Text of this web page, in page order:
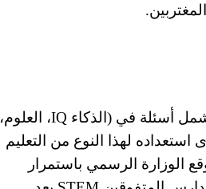
تُعقد اختبارات القبول إلكترونيًا في مراكز التطوير التكنولوجي، وتشمل أسئلة في (الذكاء IQ، العلوم،
استعداده لهذا النوع من التعليم
الوزارة الرسمي باستمرار